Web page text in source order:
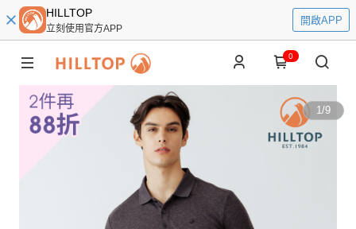
HILLTOP
立刻使用官方APP
開啟APP
0
1/9